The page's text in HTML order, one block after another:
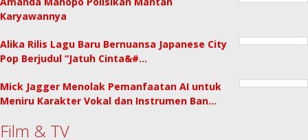
Karyawannya
Alika Rilis Lagu Baru Bernuansa Japanese City
Pop Berjudul “Jatuh Cinta&#…
Mick Jagger Menolak Pemanfaatan AI untuk
Meniru Karakter Vokal dan Instrumen Ban…
Film & TV